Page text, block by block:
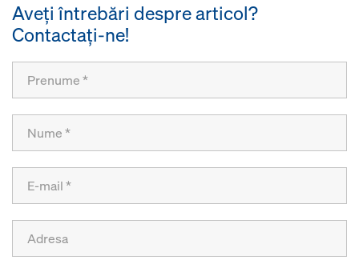
Aveţi întrebări despre articol?
Contactaţi-ne!